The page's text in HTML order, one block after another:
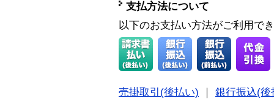
支払方法について
以下のお支払い方法がご利用で
売掛取引(後払い)
銀行振込(後